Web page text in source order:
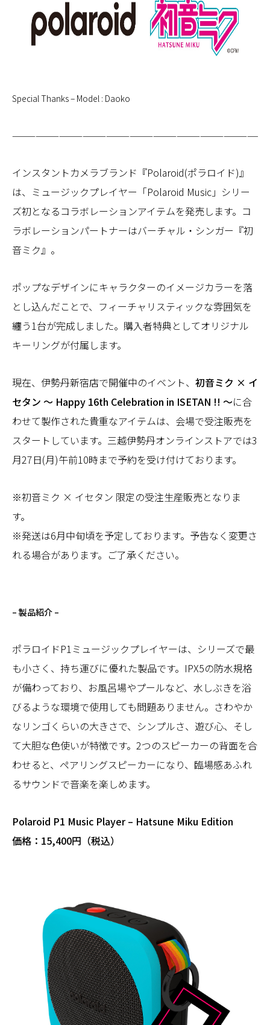
Special Thanks – Model : Daoko
インスタントカメラブランド『Polaroid(ポラロイド)』
は、ミュージックプレイヤー「Polaroid Music」シリー
ズ初となるコラボレーションアイテムを発売します。コ
ラボレーションパートナーはバーチャル・シンガー『初
音ミク』。
ポップなデザインにキャラクターのイメージカラーを落
とし込んだことで、フィーチャリスティックな雰囲気を
纏う1台が完成しました。購入者特典としてオリジナル
キーリングが付属します。
現在、伊勢丹新宿店で開催中のイベント、 初音ミク × イ
セタン ～ Happy 16th Celebration in ISETAN !! ～に合
わせて製作された貴重なアイテムは、会場で受注販売を
スタートしています。三越伊勢丹オンラインストアでは3
月27日(月)午前10時まで予約を受け付けております。
​※初音ミク × イセタン 限定の受注生産販売となりま
す。
※発送は6月中旬頃を予定しております。予告なく変更さ
れる場合があります。ご了承ください。
– 製品紹介 –
ポラロイドP1ミュージックプレイヤーは、シリーズで最
も小さく、持ち運びに優れた製品です。IPX5の防水規格
が備わっており、お風呂場やプールなど、水しぶきを浴
びるような環境で使用しても問題ありません。さわやか
なリンゴくらいの大きさで、シンプルさ、遊び心、そし
て大胆な色使いが特徴です。2つのスピーカーの背面を合
わせると、ペアリングスピーカーになり、臨場感あふれ
るサウンドで音楽を楽しめます。
Polaroid P1 Music Player– Hatsune Miku Edition
価格：15,400円（税込）